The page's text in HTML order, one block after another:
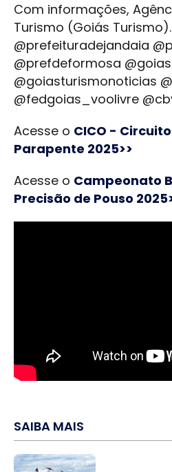
Com informações,
Turismo (Goiás Turismo).
@prefeituradejandaia
@prefdeformosa
@goiasturismonoticias
@fedgoias_voolivre
Acesse o CICO -
Parapente 2025>>
Acesse o Campeonato
Precisão de Pouso
SAIBA MAIS